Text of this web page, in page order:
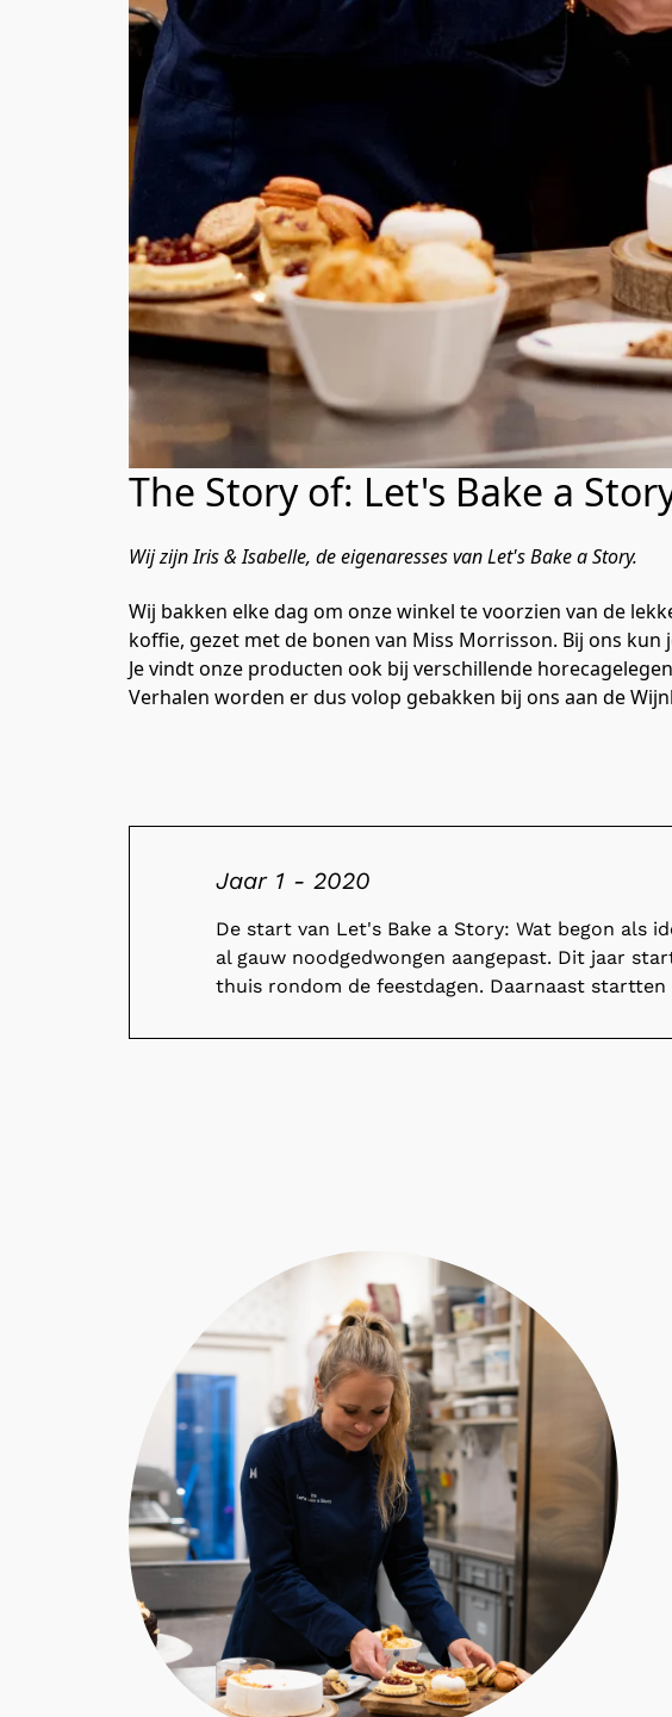
The Story of: Let's Bake a
Wij zijn Iris & Isabelle, de eigenaresses van Let's Bake a Story.
Wij bakken elke dag om onze winkel te voorzien van de
koffie, gezet met de bonen van Miss Morrisson. Bij ons
Je vindt onze producten ook bij verschillende
Verhalen worden er dus volop gebakken bij ons aan de
Jaar 1 - 2020
De start van Let's Bake a Story: Wat begon als
al gauw noodgedwongen aangepast. Dit jaar
thuis rondom de feestdagen. Daarnaast